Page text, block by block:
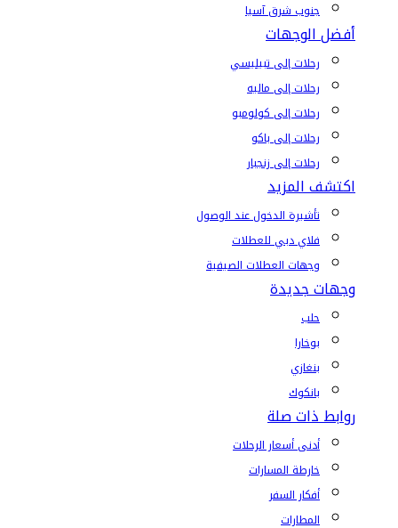
جنوب شرق آسيا
أفضل الوجهات
رحلات إلى تبيليسي
رحلات إلى ماليه
رحلات إلى كولومبو
رحلات إلى باكو
رحلات إلى زنجبار
اكتشف المزيد
تأشيرة الدخول عند الوصول
فلاي دبي للعطلات
وجهات العطلات الصيفية
وجهات جديدة
حلب
بوخارا
بنغازي
بانكوك
روابط ذات صلة
أدنى أسعار الرحلات
خارطة المسارات
أفكار السفر
المطارات